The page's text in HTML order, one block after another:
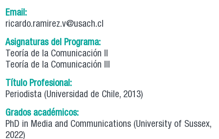
Email:
ricardo.ramirez.v@usach.cl
Asignaturas del Programa:
Teoría de la Comunicación II
Teoría de la Comunicación III
Título Profesional:
Periodista (Universidad de Chile, 2013)
Grados académicos:
PhD in Media and Communications (University of Sussex,
2022)